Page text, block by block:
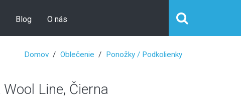
Blog O nás
Domov Oblečenie Ponožky / Podkolienky
Line, Čierna